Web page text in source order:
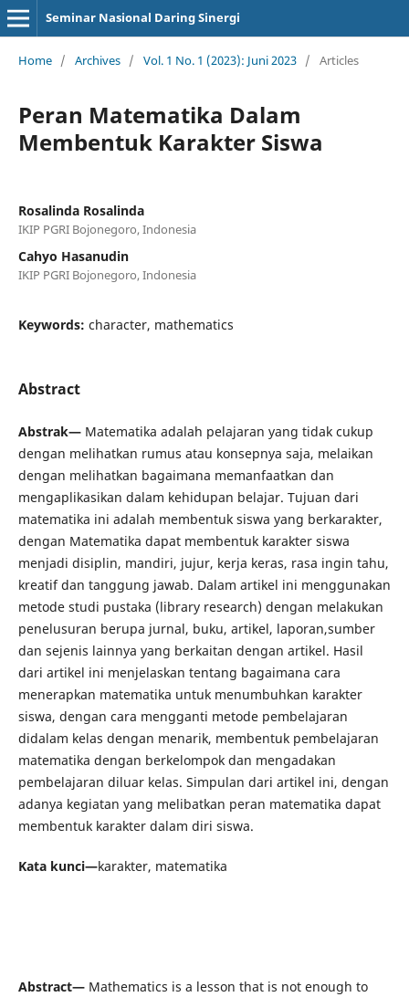
Seminar Nasional Daring Sinergi
Home / Archives / Vol. 1 No. 1 (2023): Juni 2023 / Articles
Peran Matematika Dalam
Membentuk Karakter Siswa
Rosalinda Rosalinda
IKIP PGRI Bojonegoro, Indonesia
Cahyo Hasanudin
IKIP PGRI Bojonegoro, Indonesia
Keywords: character, mathematics
Abstract
Abstrak—Matematika adalah pelajaran yang tidak cukup
dengan melihatkan rumus atau konsepnya saja, melaikan
dengan melihatkan bagaimana memanfaatkan dan
mengaplikasikan dalam kehidupan belajar. Tujuan dari
matematika ini adalah membentuk siswa yang berkarakter,
dengan Matematika dapat membentuk karakter siswa
menjadi disiplin, mandiri, jujur, kerja keras, rasa ingin tahu,
kreatif dan tanggung jawab. Dalam artikel ini menggunakan
metode studi pustaka (library research) dengan melakukan
penelusuran berupa jurnal, buku, artikel, laporan,sumber
dan sejenis lainnya yang berkaitan dengan artikel. Hasil
dari artikel ini menjelaskan tentang bagaimana cara
menerapkan matematika untuk menumbuhkan karakter
siswa, dengan cara mengganti metode pembelajaran
didalam kelas dengan menarik, membentuk pembelajaran
matematika dengan berkelompok dan mengadakan
pembelajaran diluar kelas. Simpulan dari artikel ini, dengan
adanya kegiatan yang melibatkan peran matematika dapat
membentuk karakter dalam diri siswa.
Kata kunci—karakter, matematika
Abstract—Mathematics is a lesson that is not enough to